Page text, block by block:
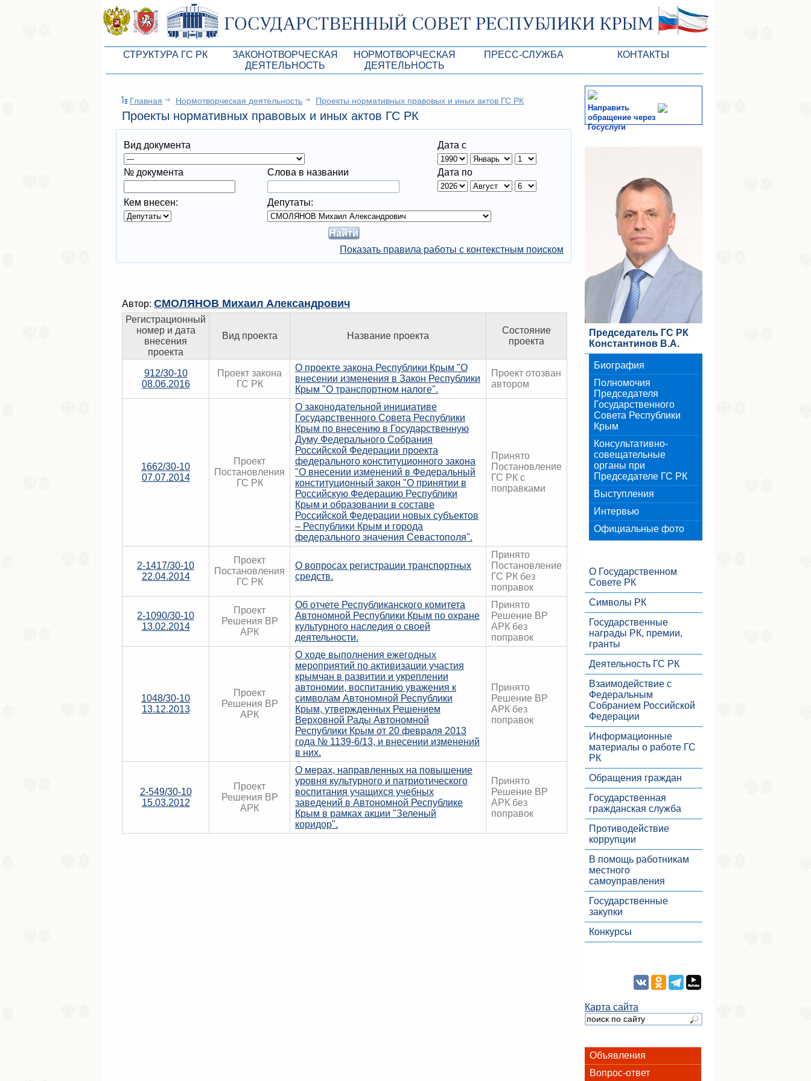
СТРУКТУРА ГС РК
Президиум ГС РК
Депутатский корпус
Комитеты ГС РК
Депутатские фракции ГС РК
Советники Председателя ГС РК
ЗАКОНОТВОРЧЕСКАЯ
ДЕЯТЕЛЬНОСТЬ
Бюджет Республики Крым
Законы
Независимая антикоррупционная экспертиза
Информация
Схема законодательного процесса в РК
Статистика законотворчества
НОРМОТВОРЧЕСКАЯ
ДЕЯТЕЛЬНОСТЬ
Повестки дня
Проекты нормативных правовых и иных актов ГС
ПРЕСС-СЛУЖБА
Лента новостей
Контакты пресс-службы
КОНТАКТЫ
Главная Нормотворческая деятельность Проекты нормативных правовых и иных актов ГС РК
Проекты нормативных правовых и иных актов ГС РК
Вид документа Дата с
№ документа Слова в названии Дата по
Кем внесен: Депутаты:
Показать правила работы с контекстным поиском
Автор: СМОЛЯНОВ Михаил Александрович
Регистрационный
номер и дата
внесения
проекта
Вид проекта Название проекта
Состояние
проекта
912/30-10
08.06.2016
Проект закона
ГС РК
О проекте закона Республики Крым "О
внесении изменения в Закон Республики
Крым "О транспортном налоге".
Проект отозван
автором
1662/30-10
07.07.2014
Проект
Постановления
ГС РК
О законодательной инициативе
Государственного Совета Республики
Крым по внесению в Государственную
Думу Федерального Собрания
Российской Федерации проекта
федерального конституционного закона
"О внесении изменений в Федеральный
конституционный закон "О принятии в
Российскую Федерацию Республики
Крым и образовании в составе
Российской Федерации новых субъектов
– Республики Крым и города
федерального значения Севастополя".
Принято
Постановление
ГС РК с
поправками
2-1417/30-10
22.04.2014
Проект
Постановления
ГС РК
О вопросах регистрации транспортных
средств.
Принято
Постановление
ГС РК без
поправок
2-1090/30-10
13.02.2014
Проект
Решения ВР
АРК
Об отчете Республиканского комитета
Автономной Республики Крым по охране
культурного наследия о своей
деятельности.
Принято
Решение ВР
АРК без
поправок
1048/30-10
13.12.2013
Проект
Решения ВР
АРК
О ходе выполнения ежегодных
мероприятий по активизации участия
крымчан в развитии и укреплении
автономии, воспитанию уважения к
символам Автономной Республики
Крым, утвержденных Решением
Верховной Рады Автономной
Республики Крым от 20 февраля 2013
года № 1139-6/13, и внесении изменений
в них.
Принято
Решение ВР
АРК без
поправок
2-549/30-10
15.03.2012
Проект
Решения ВР
АРК
О мерах, направленных на повышение
уровня культурного и патриотического
воспитания учащихся учебных
заведений в Автономной Республике
Крым в рамках акции "Зеленый
коридор".
Принято
Решение ВР
АРК без
поправок
Направить
обращение через
Госуслуги
Председатель ГС РК
Константинов В.А.
Биография
Полномочия
Председателя
Государственного
Совета Республики
Крым
Консультативно-
совещательные
органы при
Председателе ГС РК
Выступления
Интервью
Официальные фото
О Государственном
Совете РК
Символы РК
Государственные
награды РК, премии,
гранты
Деятельность ГС РК
Взаимодействие с
Федеральным
Собранием Российской
Федерации
Информационные
материалы о работе ГС
РК
Обращения граждан
Государственная
гражданская служба
Противодействие
коррупции
В помощь работникам
местного
самоуправления
Государственные
закупки
Конкурсы
Карта сайта
Объявления
Вопрос-ответ